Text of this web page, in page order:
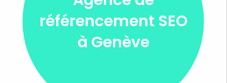
référencement SEO
à Genève